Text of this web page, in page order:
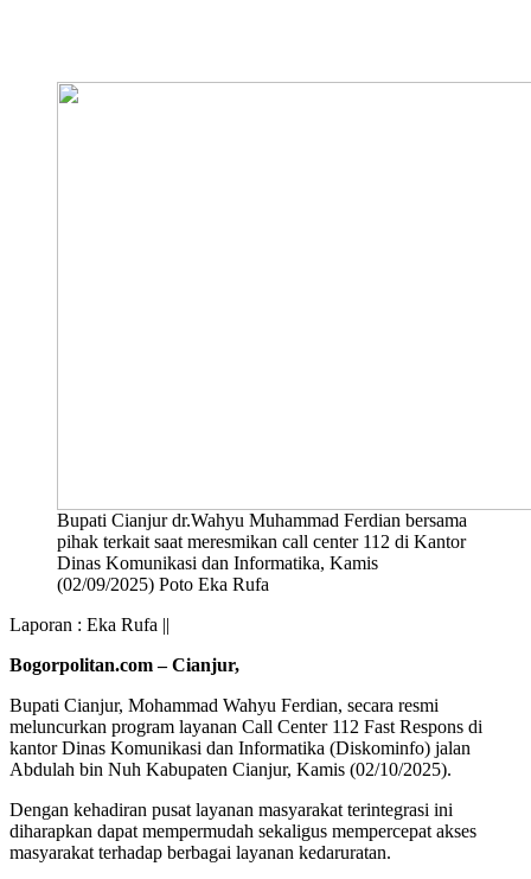
Bupati Cianjur dr.Wahyu Muhammad Ferdian bersama
pihak terkait saat meresmikan call center 112 di Kantor
Dinas Komunikasi dan Informatika, Kamis
(02/09/2025) Poto Eka Rufa
Laporan : Eka Rufa ||
Bogorpolitan.com – Cianjur,
Bupati Cianjur, Mohammad Wahyu Ferdian, secara resmi
meluncurkan program layanan Call Center 112 Fast Respons di
kantor Dinas Komunikasi dan Informatika (Diskominfo) jalan
Abdulah bin Nuh Kabupaten Cianjur, Kamis (02/10/2025).
Dengan kehadiran pusat layanan masyarakat terintegrasi ini
diharapkan dapat mempermudah sekaligus mempercepat akses
masyarakat terhadap berbagai layanan kedaruratan.